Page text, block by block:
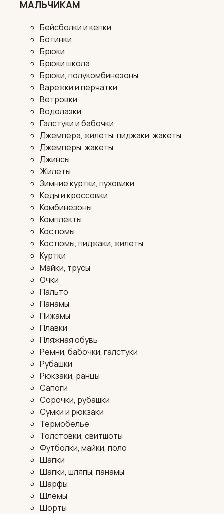
МАЛЬЧИКАМ
Бейсболки и кепки
Ботинки
Брюки
Брюки школа
Брюки, полукомбинезоны
Варежки и перчатки
Ветровки
Водолазки
Галстуки и бабочки
Джемпера, жилеты, пиджаки, жакеты
Джемперы, жакеты
Джинсы
Жилеты
Зимние куртки, пуховики
Кеды и кроссовки
Комбинезоны
Комплекты
Костюмы
Костюмы, пиджаки, жилеты
Куртки
Майки, трусы
Очки
Пальто
Панамы
Пижамы
Плавки
Пляжная обувь
Ремни, бабочки, галстуки
Рубашки
Рюкзаки, ранцы
Сапоги
Сорочки, рубашки
Сумки и рюкзаки
Термобелье
Толстовки, свитшоты
Футболки, майки, поло
Шапки
Шапки, шляпы, панамы
Шарфы
Шлемы
Шорты